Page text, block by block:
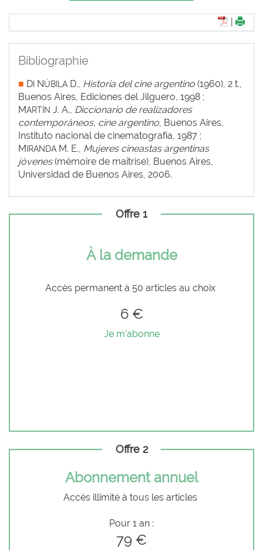
Bibliographie
■ D NÚBILA D., Historia del cine argentino (1960), 2 t.,
Buenos Aires, Ediciones del Jilguero, 1998 ;
MARTÍN J. A., Diccionario de realizadores
contemporáneos, cine argentino, Buenos Aires,
Instituto nacional de cinematografía, 1987 ;
M IRANDA M. E., Mujeres cineastas argentinas
jóvenes(mémoire de maîtrise), Buenos Aires,
Universidad de Buenos Aires, 2006.
Offre 1
À la demande
Accès permanent à 50 articles au choix
6 €
Je m'abonne
Offre 2
Abonnement annuel
Accès illimité à tous les articles
Pour 1 an :
79 €